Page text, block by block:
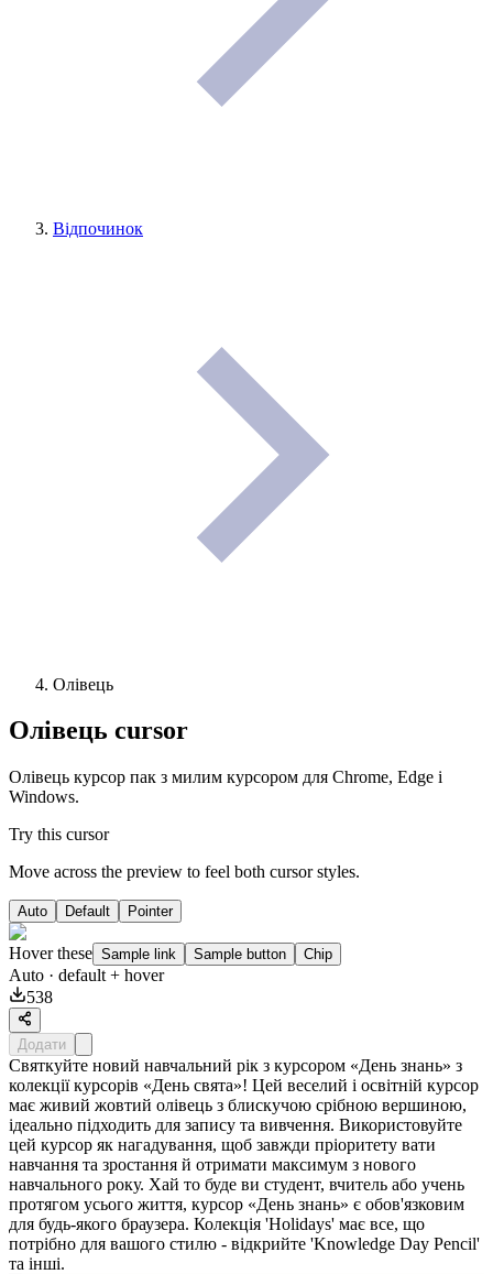
Відпочинок
Олівець
Олівець cursor
Олівець курсор пак з милим курсором для Chrome, Edge і
Windows.
Try this cursor
Move across the preview to feel both cursor styles.
Auto Default Pointer
Hover these Sample link Sample button Chip
Auto · default + hover
538
Додати
Святкуйте новий навчальний рік з курсором «День знань» з
колекції курсорів «День свята»! Цей веселий і освітній курсор
має живий жовтий олівець з блискучою срібною вершиною,
ідеально підходить для запису та вивчення. Використовуйте
цей курсор як нагадування, щоб завжди пріоритету вати
навчання та зростання й отримати максимум з нового
навчального року. Хай то буде ви студент, вчитель або учень
протягом усього життя, курсор «День знань» є обов'язковим
для будь-якого браузера. Колекція 'Holidays' має все, що
потрібно для вашого стилю - відкрийте 'Knowledge Day Pencil'
та інші.